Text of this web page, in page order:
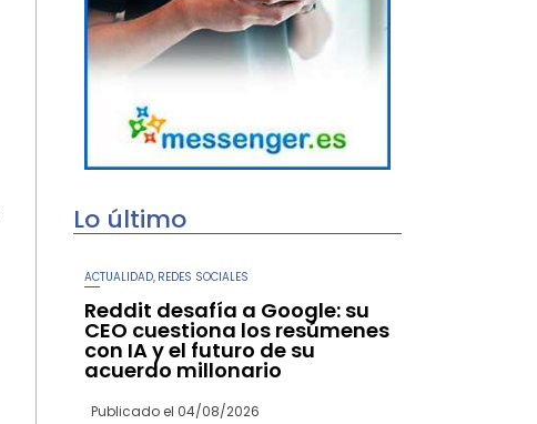
Lo último
ACTUALIDAD REDES SOCIALES
Reddit desafía a Google: su
CEO cuestiona los resúmenes
con IA y el futuro de su
acuerdo millonario
Publicado el 04/08/2026